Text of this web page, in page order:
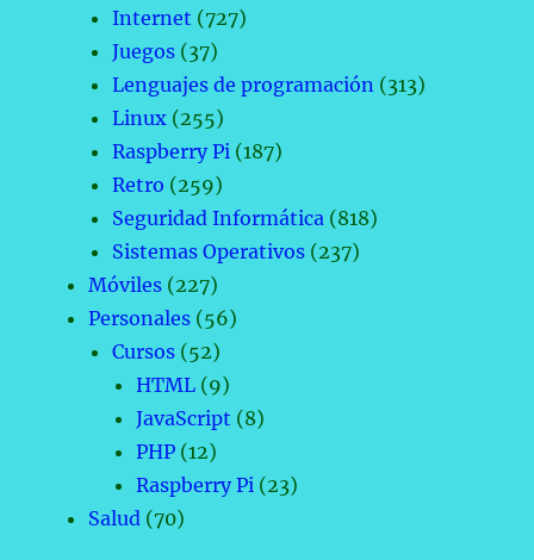
Internet (727)
Juegos (37)
Lenguajes de programación (313)
Linux (255)
Raspberry Pi (187)
Retro (259)
Seguridad Informática (818)
Sistemas Operativos (237)
Móviles (227)
Personales (56)
Cursos (52)
HTML (9)
JavaScript (8)
PHP (12)
Raspberry Pi (23)
Salud (70)